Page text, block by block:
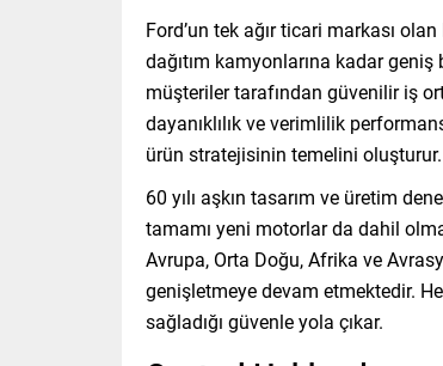
Ford’un tek ağır ticari markası
dağıtım kamyonlarına kadar
müşteriler tarafından güvenilir iş
dayanıklılık ve verimlilik
ürün stratejisinin temelini oluşturur.
60 yılı aşkın tasarım ve üretim
tamamı yeni motorlar da dahil
Avrupa, Orta Doğu, Afrika ve
genişletmeye devam etmektedir.
sağladığı güvenle yola çıkar.